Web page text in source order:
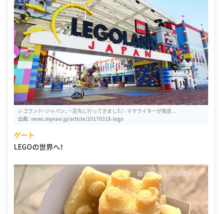
レゴランド・ジャパン、一足先に行ってきました! - ママライターが徹底 ...
出典： news.mynavi.jp/article/20170318-lego
ゲート
LEGOの世界へ！